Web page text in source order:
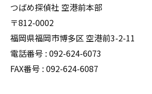
つばめ探偵社 空港前本部
〒812-0002
福岡県福岡市博多区 空港前3-2-11
電話番号 : 092-624-6073
FAX番号 : 092-624-6087